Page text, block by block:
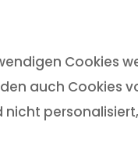
Cookies
auch Cookies